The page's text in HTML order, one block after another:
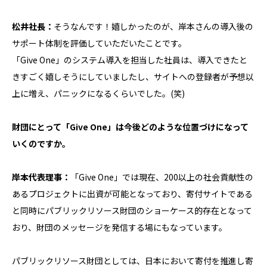
松井社長： そうなんです！嬉しかったのが、岸本さんの導入後の
サポート体制を評価していただいたことです。
「Give One」のシステム導入を担当した社員は、導入できたと
きすごく嬉しそうにしていましたし、サイトへの登録者が予想以
上に増え、パニックになるくらいでした。(笑)
財団にとって「Give One」は今後どのような位置づけになって
いくのですか。
岸本代表理事：
「Give One」では現在、200以上の社会貢献性の
あるプロジェクトに出資が可能となっており、寄付サイトである
と同時にパブリックリソース財団のショーケース的存在となって
おり、財団のメッセージを発信する場にもなっています。
パブリックリソース財団としては、日本において寄付を推進し寄